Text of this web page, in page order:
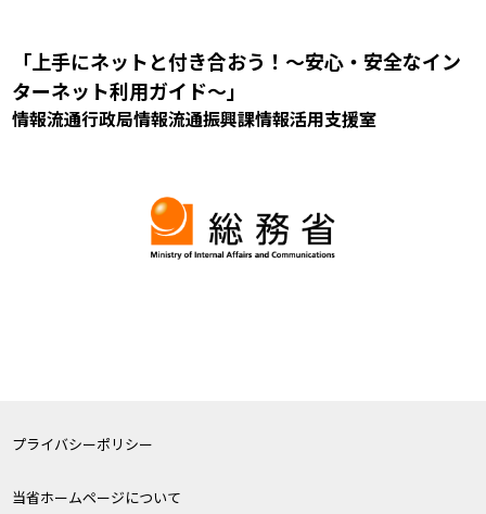
「上手にネットと付き合おう！～安心・安全なイン
ターネット利用ガイド～」
情報流通行政局情報流通振興課情報活用支援室
プライバシーポリシー
当省ホームページについて